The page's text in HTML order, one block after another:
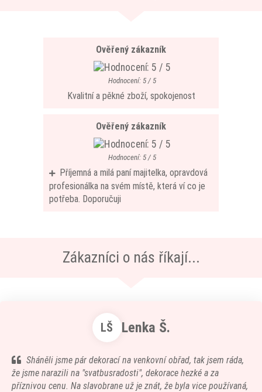
Ověřený zákazník
Hodnocení: 5 / 5
Kvalitní a pěkné zboží, spokojenost
Ověřený zákazník
Hodnocení: 5 / 5
Příjemná a milá paní majitelka, opravdová
profesionálka na svém místě, která ví co je
potřeba. Doporučuji
Zákazníci o nás říkají...
LŠ Lenka Š.
Sháněli jsme pár dekorací na venkovní obřad, tak jsem ráda,
že jsme narazili na "svatbusradosti", dekorace hezké a za
příznivou cenu. Na slavobrane už je znát, že byla vice používaná,